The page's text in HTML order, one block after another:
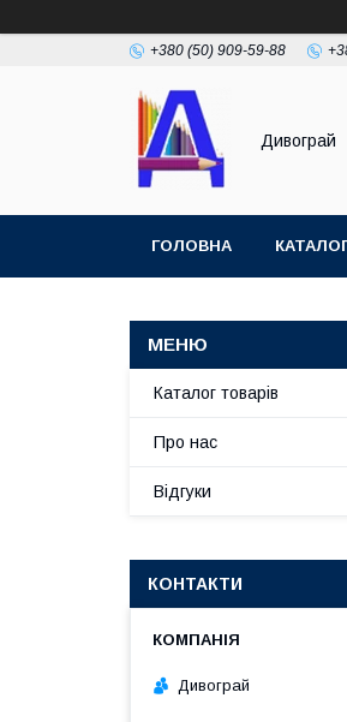
+380 (50) 909-59-88
Дивограй
ГОЛОВНА
Каталог товарів
Про нас
Відгуки
КОНТАКТИ
Дивограй